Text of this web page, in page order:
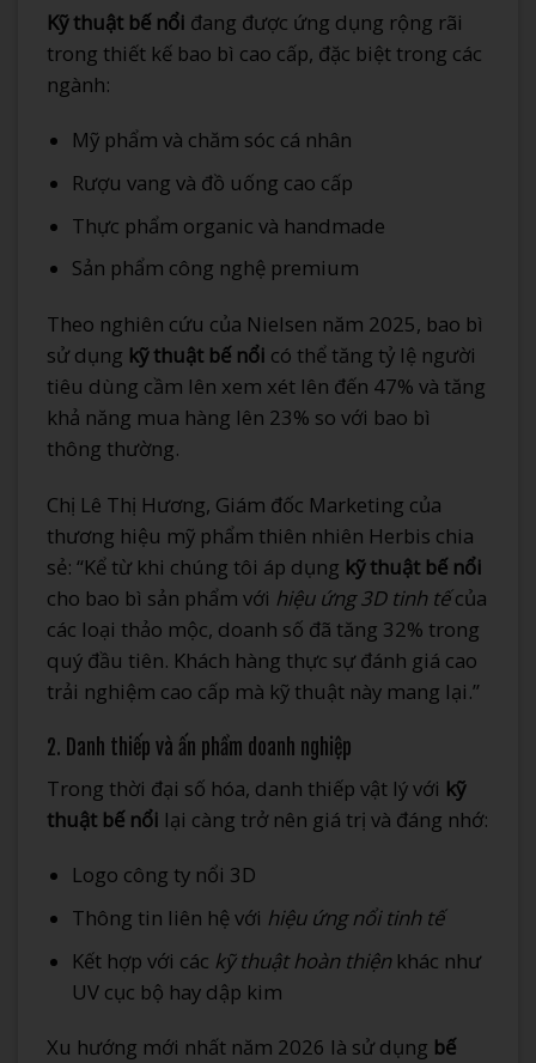
Kỹ thuật bế nổi đang được ứng dụng rộng rãi
trong thiết kế bao bì cao cấp, đặc biệt trong các
ngành:
Mỹ phẩm và chăm sóc cá nhân
Rượu vang và đồ uống cao cấp
Thực phẩm organic và handmade
Sản phẩm công nghệ premium
Theo nghiên cứu của Nielsen năm 2025, bao bì
sử dụng kỹ thuật bế nổi có thể tăng tỷ lệ người
tiêu dùng cầm lên xem xét lên đến 47% và tăng
khả năng mua hàng lên 23% so với bao bì
thông thường.
Chị Lê Thị Hương, Giám đốc Marketing của
thương hiệu mỹ phẩm thiên nhiên Herbis chia
sẻ: “Kể từ khi chúng tôi áp dụng kỹ thuật bế nổi
cho bao bì sản phẩm với hiệu ứng 3D tinh tếcủa
các loại thảo mộc, doanh số đã tăng 32% trong
quý đầu tiên. Khách hàng thực sự đánh giá cao
trải nghiệm cao cấp mà kỹ thuật này mang lại.”
2. Danh thiếp và ấn phẩm doanh nghiệp
Trong thời đại số hóa, danh thiếp vật lý với kỹ
thuật bế nổi lại càng trở nên giá trị và đáng nhớ:
Logo công ty nổi 3D
Thông tin liên hệ với hiệu ứng nổi tinh tế
Kết hợp với các kỹ thuật hoàn thiệnkhác như
UV cục bộ hay dập kim
Xu hướng mới nhất năm 2026 là sử dụng bế